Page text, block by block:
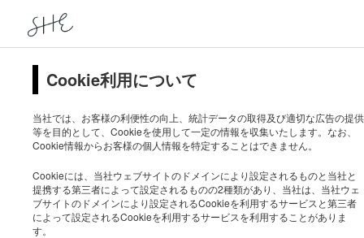
Cookie利用について
当社では、お客様の利便性の向上、統計データの取得及び適切な広告の提供
等を目的として、Cookieを使用して一定の情報を収集いたします。なお、
Cookie情報からお客様の個人情報を特定することはできません。
Cookieには、当社ウェブサイトのドメインにより設定されるものと当社と
提携する第三者によって設定されるものの2種類があり、当社は、当社ウェ
ブサイトのドメインにより設定されるCookieを利用するサービスと第三者
によって設定されるCookieを利用するサービスを利用することがありま
す。